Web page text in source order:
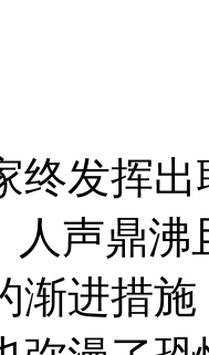
终发挥
人声鼎
渐进措